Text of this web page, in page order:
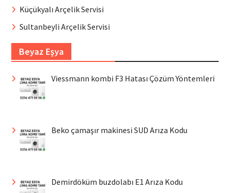
Küçükyalı Arçelik Servisi
Sultanbeyli Arçelik Servisi
Beyaz Eşya
Viessmann kombi F3 Hatası Çözüm Yöntemleri
Beko çamaşır makinesi SUD Arıza Kodu
Demirdöküm buzdolabı E1 Arıza Kodu